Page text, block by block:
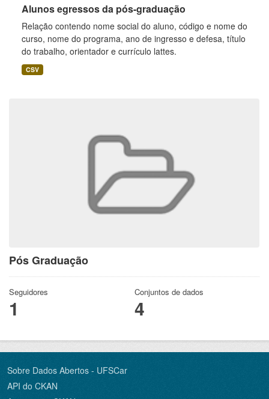
Pós Graduação
Seguidores
1
Conjuntos de dados
4
Alunos egressos da pós-graduação
Relação contendo nome social do aluno, código e nome do
curso, nome do programa, ano de ingresso e defesa, título
do trabalho, orientador e currículo lattes.
CSV
Sobre Dados Abertos - UFSCar
API do CKAN